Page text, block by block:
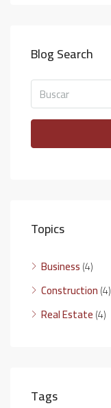
Blog Search
Topics
Business(4)
Construction(4)
Real Estate(4)
Tags